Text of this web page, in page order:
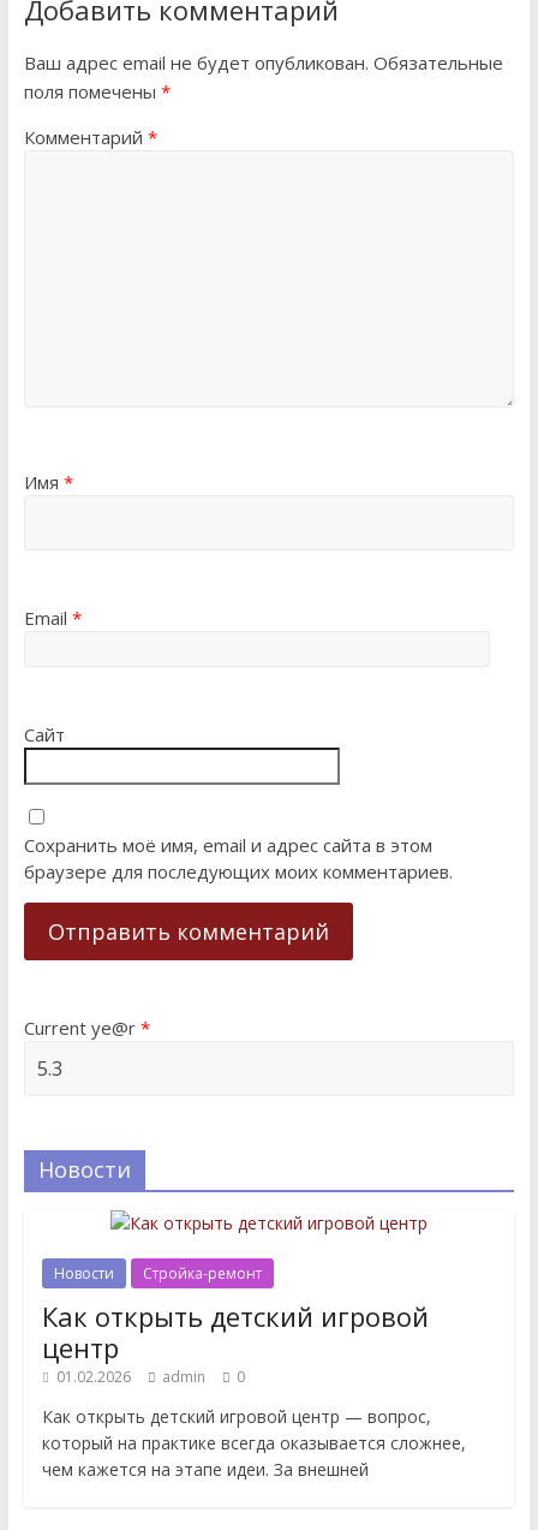
Добавить комментарий
Ваш адрес email не будет опубликован. Обязательные
поля помечены *
Комментарий *
Имя *
Email *
Сайт
Сохранить моё имя, email и адрес сайта в этом
браузере для последующих моих комментариев.
Current ye@r *
Новости
Новости Стройка-ремонт
Как открыть детский игровой
центр
01.02.2026 admin 0
Как открыть детский игровой центр — вопрос,
который на практике всегда оказывается сложнее,
чем кажется на этапе идеи. За внешней